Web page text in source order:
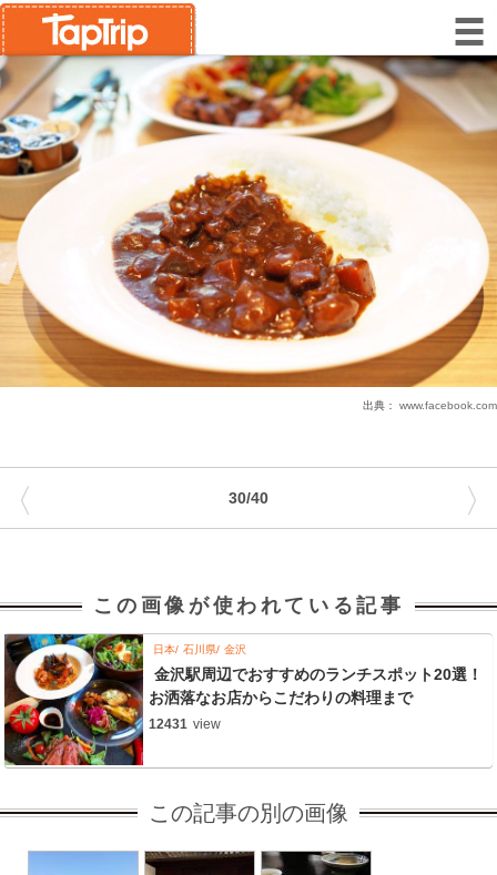
出典： www.facebook.com
30/40
〈 〉
この画像が使われている記事
日本 石川県 金沢
金沢駅周辺でおすすめのランチスポット20選！
お洒落なお店からこだわりの料理まで
12431 view
この記事の別の画像